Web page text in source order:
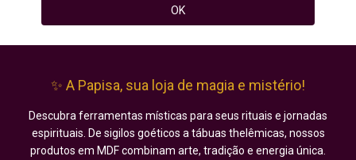
✨ A Papisa, sua loja de magia e mistério!
Descubra ferramentas místicas para seus rituais e jornadas
espirituais. De sigilos goéticos a tábuas thelêmicas, nossos
produtos em MDF combinam arte, tradição e energia única.